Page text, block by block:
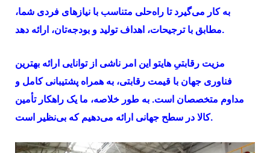
به کار می‌گیرد تا راه‌حلی متناسب با نیازهای فردی شما،
مطابق با ترجیحات، اهداف تولید و بودجه‌تان، ارائه دهد.
مزیت رقابتیِ هایتو این امر ناشی از توانایی ارائه بهترین
فناوری جهان با قیمت رقابتی، به همراه پشتیبانی کامل و
مداوم متخصصان است. به طور خلاصه، ما یک راهکار تأمین
کالا در سطح جهانی ارائه می‌دهیم که بی‌نظیر است.